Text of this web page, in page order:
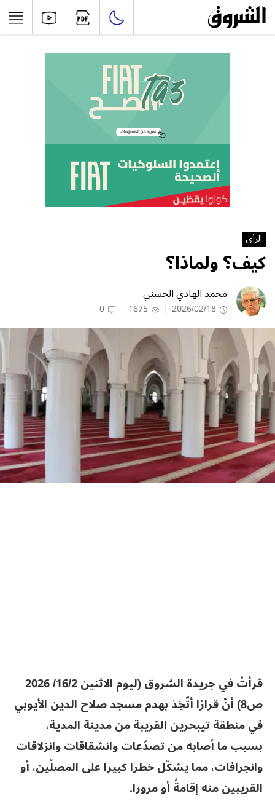
الرأي
كيف؟ ولماذا؟
محمد الهادي الحسني
2026/02/18
1675
0
قرأتُ في جريدة الشروق (ليوم الاثنين 16/2/ 2026
ص8) أنّ قرارًا أتّخِذ بهدم مسجد صلاح الدين الأيوبي
في منطقة تيبحرين القريبة من مدينة المدية،
بسبب ما أصابه من تصدّعات وانشقاقات وانزلاقات
وانجرافات، مما يشكّل خطرا كبيرا على المصلّين، أو
القريبين منه إقامةً أو مرورا.